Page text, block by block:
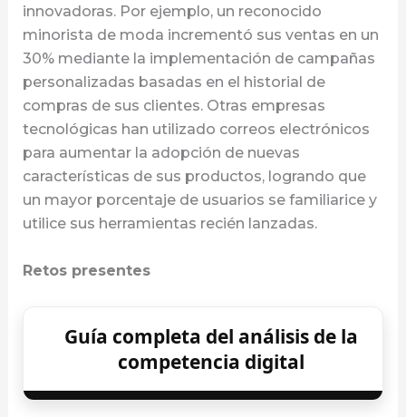
innovadoras. Por ejemplo, un reconocido
minorista de moda incrementó sus ventas en un
30% mediante la implementación de campañas
personalizadas basadas en el historial de
compras de sus clientes. Otras empresas
tecnológicas han utilizado correos electrónicos
para aumentar la adopción de nuevas
características de sus productos, logrando que
un mayor porcentaje de usuarios se familiarice y
utilice sus herramientas recién lanzadas.
Retos presentes
Guía completa del análisis de la
competencia digital